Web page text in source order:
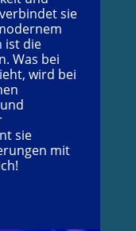
sie
ist die
Was bei
wird bei
sie
mit